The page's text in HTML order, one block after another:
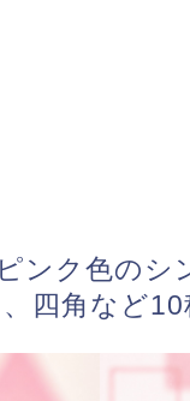
ンク色のシ
四角など10